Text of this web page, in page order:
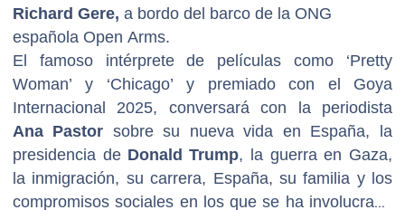
Richard Gere, a bordo del barco de la ONG
española Open Arms.
El famoso intérprete de películas como ‘Pretty
Woman’ y ‘Chicago’ y premiado con el Goya
Internacional 2025, conversará con la periodista
Ana Pastor sobre su nueva vida en España, la
presidencia de Donald Trump, la guerra en Gaza,
la inmigración, su carrera, España, su familia y los
compromisos sociales en los que se ha involucrado